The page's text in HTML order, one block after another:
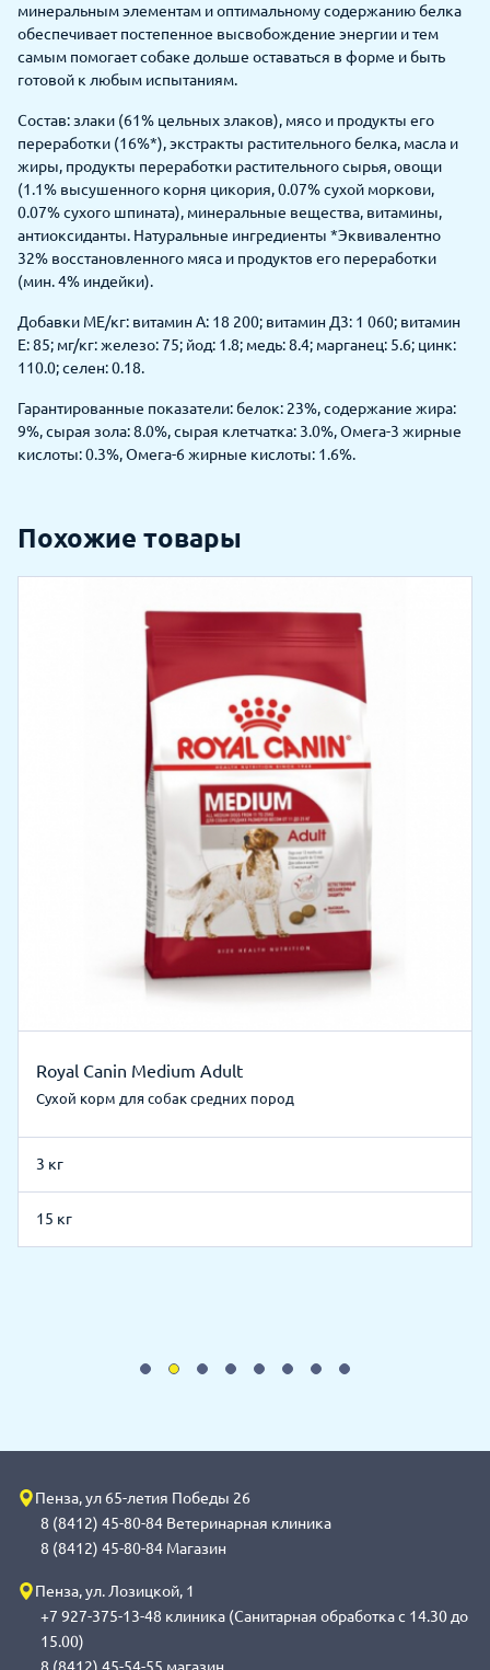
минеральным элементам и оптимальному содержанию белка
обеспечивает постепенное высвобождение энергии и тем
самым помогает собаке дольше оставаться в форме и быть
готовой к любым испытаниям.
Состав: злаки (61% цельных злаков), мясо и продукты его
переработки (16%*), экстракты растительного белка, масла и
жиры, продукты переработки растительного сырья, овощи
(1.1% высушенного корня цикория, 0.07% сухой моркови,
0.07% сухого шпината), минеральные вещества, витамины,
антиоксиданты. Натуральные ингредиенты *Эквивалентно
32% восстановленного мяса и продуктов его переработки
(мин. 4% индейки).
Добавки МЕ/кг: витамин А: 18 200; витамин Д3: 1 060; витамин
E: 85; мг/кг: железо: 75; йод: 1.8; медь: 8.4; марганец: 5.6; цинк:
110.0; селен: 0.18.
Гарантированные показатели: белок: 23%, содержание жира:
9%, сырая зола: 8.0%, сырая клетчатка: 3.0%, Омега-3 жирные
кислоты: 0.3%, Омега-6 жирные кислоты: 1.6%.
Похожие товары
Royal Canin Medium Adult
Сухой корм для собак средних пород
3 кг
15 кг
Пенза, ул 65-летия Победы 26
8 (8412) 45-80-84 Ветеринарная клиника
8 (8412) 45-80-84 Магазин
Пенза, ул. Лозицкой, 1
+7 927-375-13-48 клиника (Санитарная обработка с 14.30 до
15.00)
8 (8412) 45-54-55 магазин